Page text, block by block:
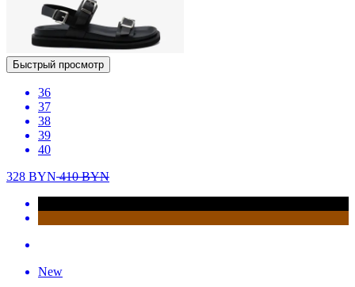
Быстрый просмотр
36
37
38
39
40
328 BYN410BYN
New